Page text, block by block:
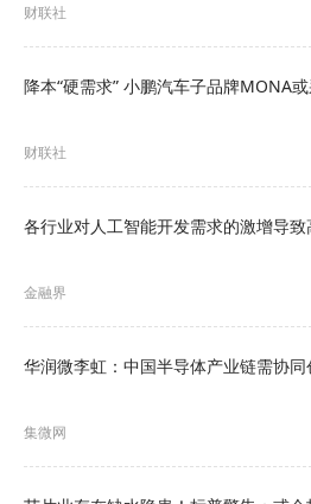
调23.3%。部分分析师认为，
上海张江举行，
为观察存储芯片价格趋势的转
能（AI）相关需求激增带动，
市场规模预计将同比增长
财联社
降本“硬需求” 小鹏汽车子品牌MONA
财联社
各行业对人工智能开发需求的激增导
金融界
华润微李虹：中国半导体产业链需协
集微网